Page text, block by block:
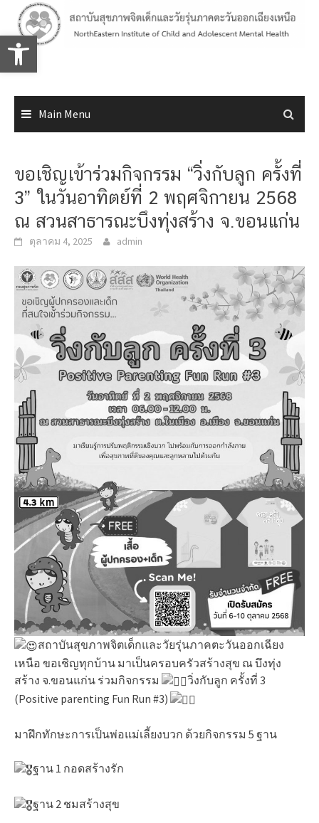
Open toolbar
content
Main Menu
ขอเชิญเข้าร่วมกิจกรรม “วิ่งกับลูก ครั้งที่
3” ในวันอาทิตย์ที่ 2 พฤศจิกายน 2568
ณ สวนสาธารณะบึงทุ่งสร้าง จ.ขอนแก่น
ตุลาคม 4, 2025 admin
สถาบันสุขภาพจิตเด็กและวัยรุ่นภาคตะวันออกเฉียง
เหนือ ขอเชิญทุกบ้าน มาเป็นครอบครัวสร้างสุข ณ บึงทุ่ง
สร้าง จ.ขอนแก่น ร่วมกิจกรรม
วิ่งกับลูก ครั้งที่ 3
(Positive parenting Fun Run #3)
มาฝึกทักษะการเป็นพ่อแม่เลี้ยงบวก ด้วยกิจกรรม 5 ฐาน
ฐาน 1 กอดสร้างรัก
ฐาน 2 ชมสร้างสุข